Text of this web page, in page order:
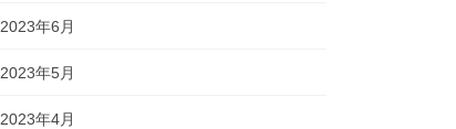
2023年6月
2023年5月
2023年4月